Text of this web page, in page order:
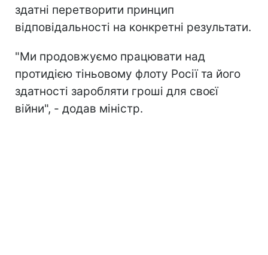
здатні перетворити принцип
відповідальності на конкретні результати.
"Ми продовжуємо працювати над
протидією тіньовому флоту Росії та його
здатності заробляти гроші для своєї
війни", - додав міністр.